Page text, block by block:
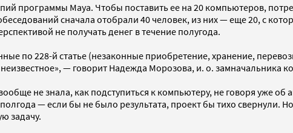
программы Maya. Чтобы поставить ее на 20 компьютеров,
сначала отобрали 40 человек, из них — еще 20, с
не получать денег в течение полугода.
по 228-й статье (незаконные приобретение, хранение,
— говорит Надежда Морозова, и. о. замначальника
не знала, как подступиться к компьютеру, не говоря уже об
— если бы не было результата, проект бы тихо свернули.
задачу.